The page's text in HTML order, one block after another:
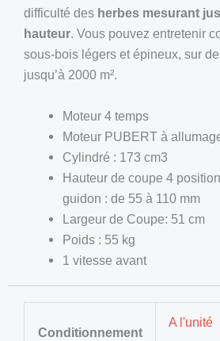
difficulté des herbes mesurant
hauteur. Vous pouvez entretenir
sous-bois légers et épineux, sur
jusqu’à 2000 m².
Moteur 4 temps
Moteur PUBERT à
Cylindré : 173 cm3
Hauteur de coupe 4
guidon : de 55 à 110 mm
Largeur de Coupe: 51 cm
Poids : 55 kg
1 vitesse avant
Conditionnement
A l'unité